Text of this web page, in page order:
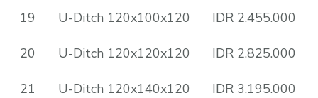
19 U-Ditch 120x100x120 IDR 2.455.000
20 U-Ditch 120x120x120 IDR 2.825.000
21 U-Ditch 120x140x120 IDR 3.195.000